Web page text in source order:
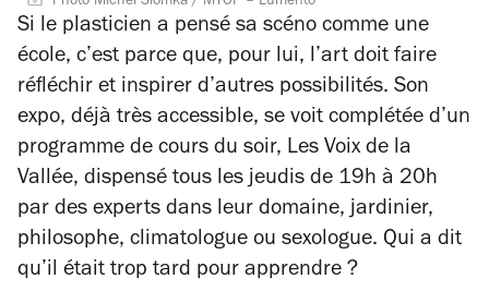
Si le plasticien a pensé sa scéno comme une
école, c’est parce que, pour lui, l’art doit faire
réfléchir et inspirer d’autres possibilités. Son
expo, déjà très accessible, se voit complétée d’un
programme de cours du soir, Les Voix de la
Vallée, dispensé tous les jeudis de 19h à 20h
par des experts dans leur domaine, jardinier,
philosophe, climatologue ou sexologue. Qui a dit
qu’il était trop tard pour apprendre ?